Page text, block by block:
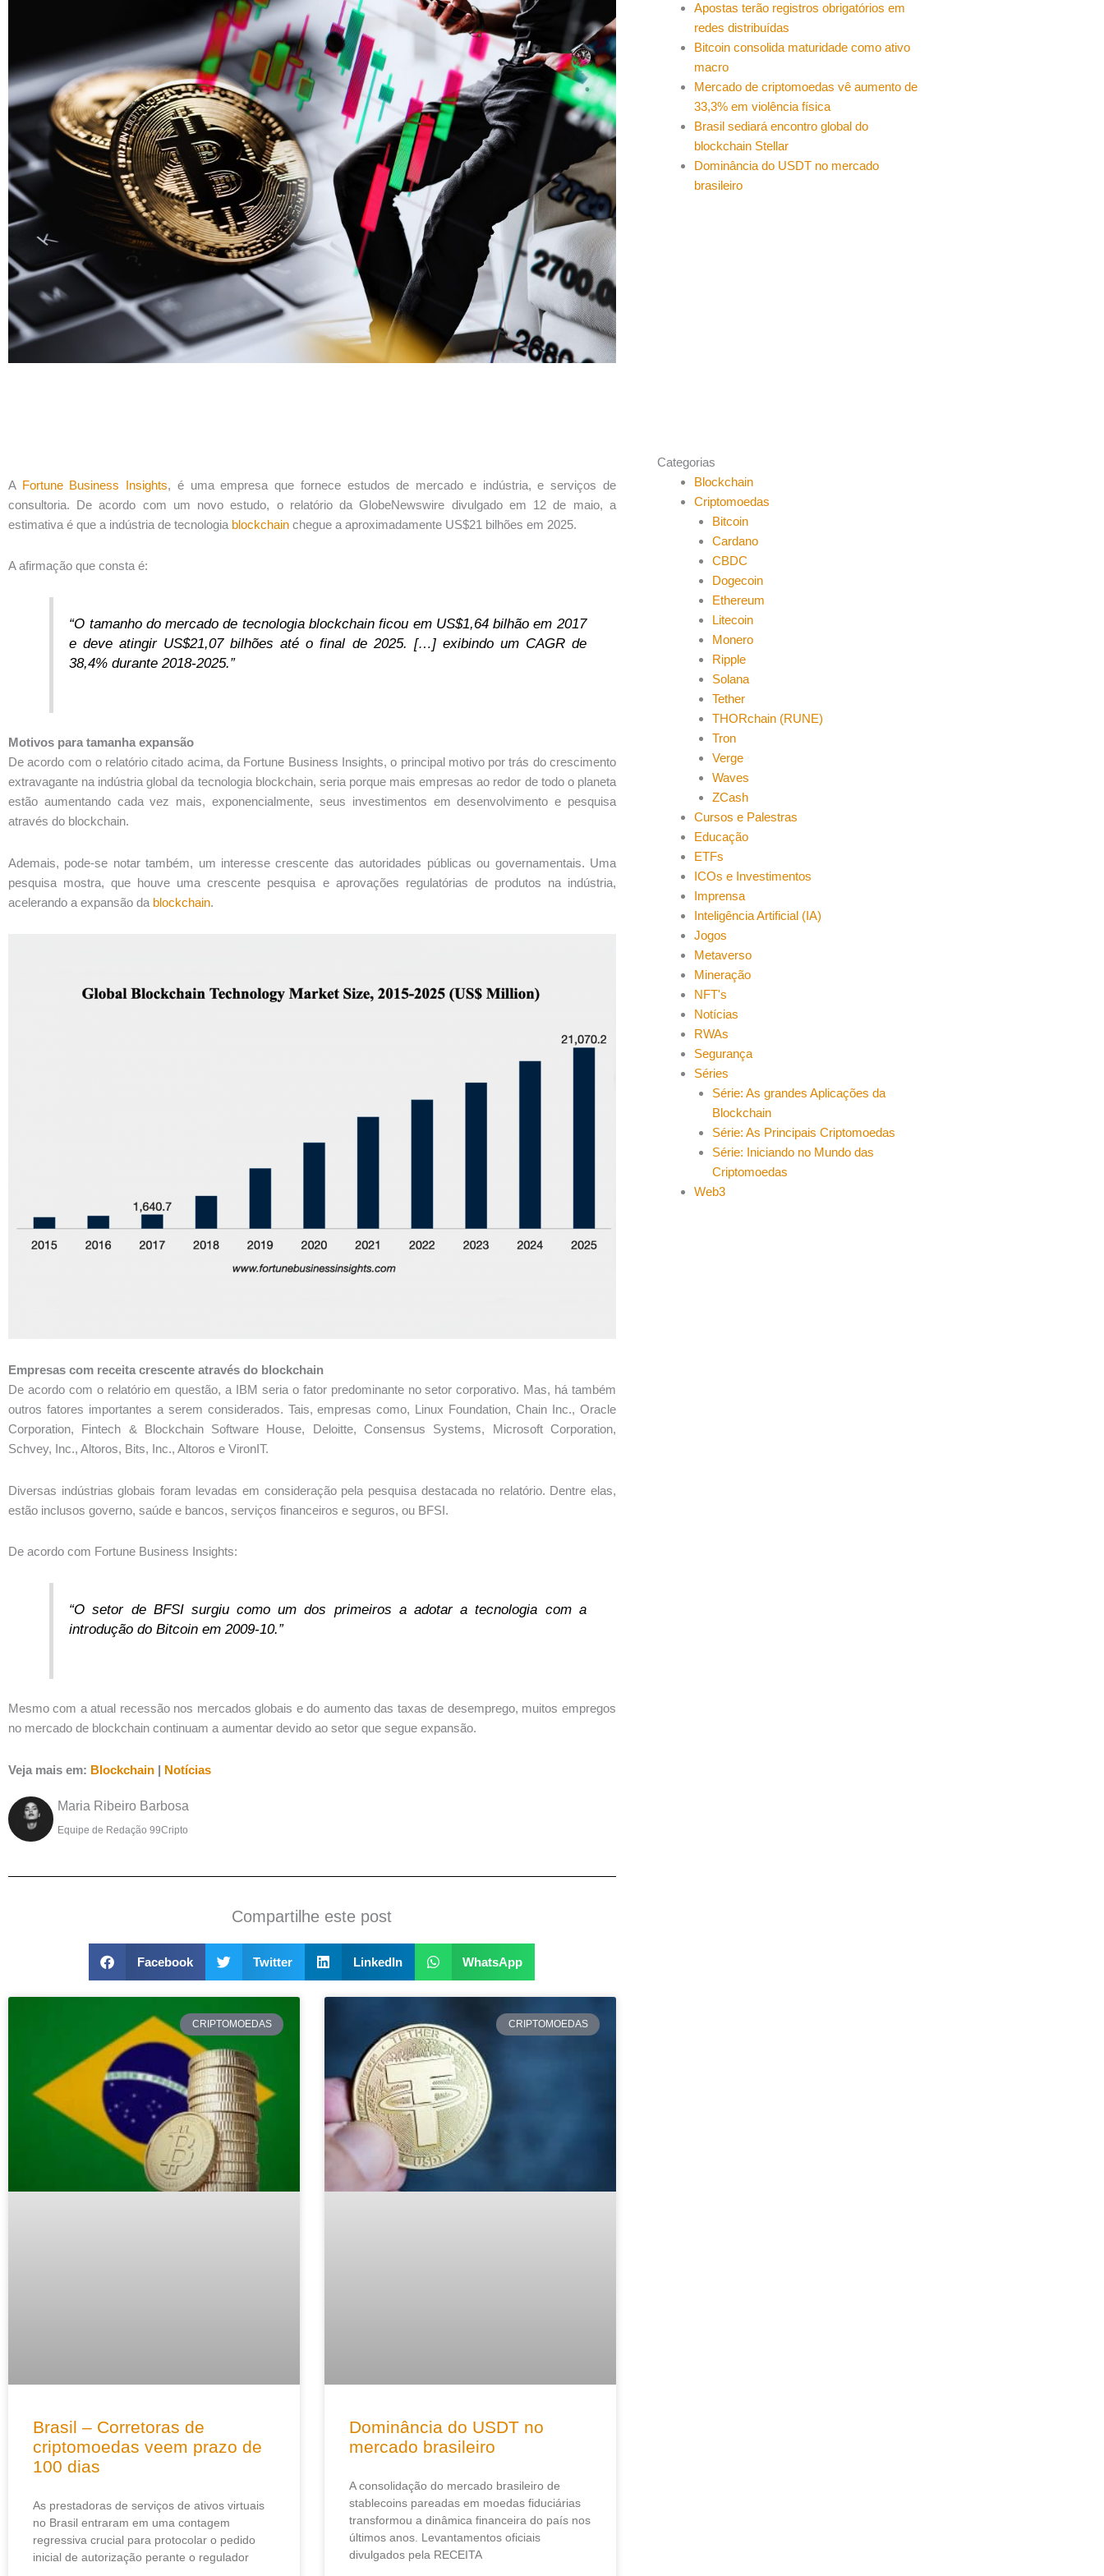
A Fortune Business Insights, é uma empresa que fornece estudos de mercado e indústria, e serviços de
consultoria. De acordo com um novo estudo, o relatório da GlobeNewswire divulgado em 12 de maio, a
estimativa é que a indústria de tecnologia blockchain chegue a aproximadamente US$21 bilhões em 2025.
A afirmação que consta é:
“O tamanho do mercado de tecnologia blockchain ficou em US$1,64 bilhão em 2017
e deve atingir US$21,07 bilhões até o final de 2025. […] exibindo um CAGR de
38,4% durante 2018-2025.”
Motivos para tamanha expansão
De acordo com o relatório citado acima, da Fortune Business Insights, o principal motivo por trás do crescimento
extravagante na indústria global da tecnologia blockchain, seria porque mais empresas ao redor de todo o planeta
estão aumentando cada vez mais, exponencialmente, seus investimentos em desenvolvimento e pesquisa
através do blockchain.
Ademais, pode-se notar também, um interesse crescente das autoridades públicas ou governamentais. Uma
pesquisa mostra, que houve uma crescente pesquisa e aprovações regulatórias de produtos na indústria,
acelerando a expansão da blockchain.
Empresas com receita crescente através do blockchain
De acordo com o relatório em questão, a IBM seria o fator predominante no setor corporativo. Mas, há também
outros fatores importantes a serem considerados. Tais, empresas como, Linux Foundation, Chain Inc., Oracle
Corporation, Fintech & Blockchain Software House, Deloitte, Consensus Systems, Microsoft Corporation,
Schvey, Inc., Altoros, Bits, Inc., Altoros e VironIT.
Diversas indústrias globais foram levadas em consideração pela pesquisa destacada no relatório. Dentre elas,
estão inclusos governo, saúde e bancos, serviços financeiros e seguros, ou BFSI.
De acordo com Fortune Business Insights:
“O setor de BFSI surgiu como um dos primeiros a adotar a tecnologia com a
introdução do Bitcoin em 2009-10.”
Mesmo com a atual recessão nos mercados globais e do aumento das taxas de desemprego, muitos empregos
no mercado de blockchain continuam a aumentar devido ao setor que segue expansão.
Veja mais em: Blockchain | Notícias
Maria Ribeiro Barbosa
Equipe de Redação 99Cripto
Compartilhe este post
Facebook Twitter LinkedIn WhatsApp
CRIPTOMOEDAS
Brasil – Corretoras de
criptomoedas veem prazo de
100 dias
As prestadoras de serviços de ativos virtuais
no Brasil entraram em uma contagem
regressiva crucial para protocolar o pedido
inicial de autorização perante o regulador
CRIPTOMOEDAS
Dominância do USDT no
mercado brasileiro
A consolidação do mercado brasileiro de
stablecoins pareadas em moedas fiduciárias
transformou a dinâmica financeira do país nos
últimos anos. Levantamentos oficiais
divulgados pela RECEITA
Apostas terão registros obrigatórios em
redes distribuídas
Bitcoin consolida maturidade como ativo
macro
Mercado de criptomoedas vê aumento de
33,3% em violência física
Brasil sediará encontro global do
blockchain Stellar
Dominância do USDT no mercado
brasileiro
Categorias
Blockchain
Criptomoedas
Bitcoin
Cardano
CBDC
Dogecoin
Ethereum
Litecoin
Monero
Ripple
Solana
Tether
THORchain (RUNE)
Tron
Verge
Waves
ZCash
Cursos e Palestras
Educação
ETFs
ICOs e Investimentos
Imprensa
Inteligência Artificial (IA)
Jogos
Metaverso
Mineração
NFT's
Notícias
RWAs
Segurança
Séries
Série: As grandes Aplicações da
Blockchain
Série: As Principais Criptomoedas
Série: Iniciando no Mundo das
Criptomoedas
Web3